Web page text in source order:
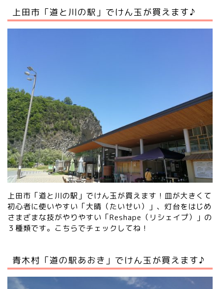
上田市「道と川の駅」でけん玉が買えます♪
上田市「道と川の駅」でけん玉が買えます！皿が大きくて
初心者に使いやすい「大晴（たいせい）」、灯台をはじめ
さまざまな技がやりやすい「Reshape（リシェイプ）」の
３種類です。 こちらでチェックしてね！
青木村「道の駅あおき」でけん玉が買えます♪